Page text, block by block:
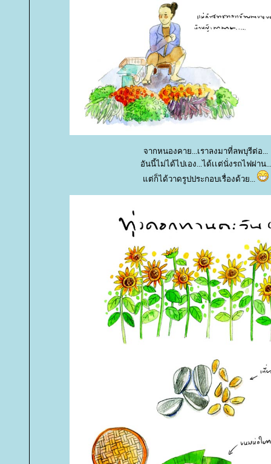
จากหนองคาย...เราลงมาที่ลพบุรีต่อ...
อันนี้ไม่ได้ไปเอง...ได้เเต่นั่งรถไฟผ่าน...
ต่ก็ได้วาดรูปประกอบเรื่องด้วย...